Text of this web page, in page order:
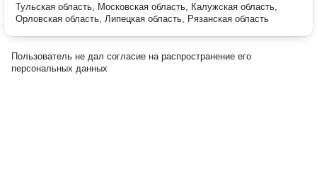
Тульская область, Московская область, Калужская область,
Орловская область, Липецкая область, Рязанская область
Пользователь не дал согласие на распространение его
персональных данных